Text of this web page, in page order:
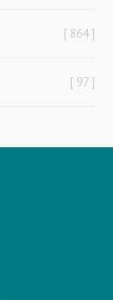
864
97